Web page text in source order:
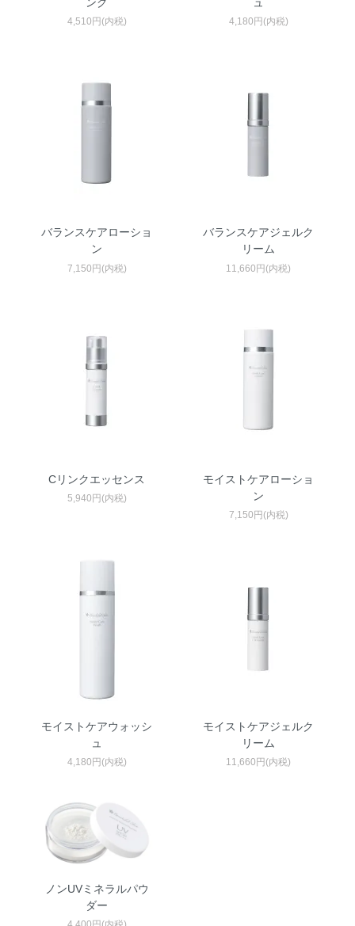
4,510円(内税) 4,180円(内税)
バランスケアローショ
ン
7,150円(内税)
バランスケアジェルク
リーム
11,660円(内税)
Cリンクエッセンス
5,940円(内税)
モイストケアローショ
ン
7,150円(内税)
モイストケアウォッシ
ュ
4,180円(内税)
モイストケアジェルク
リーム
11,660円(内税)
ノンUVミネラルパウ
ダー